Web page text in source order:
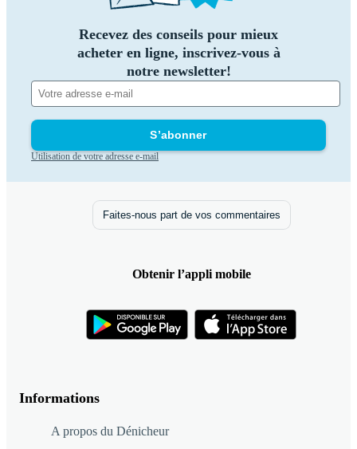
Recevez des conseils pour mieux
acheter en ligne, inscrivez-vous à
notre newsletter!
S’abonner
Utilisation de votre adresse e-mail
Informations
A propos du Dénicheur
Faites-nous part de vos commentaires
Obtenir l’appli mobile